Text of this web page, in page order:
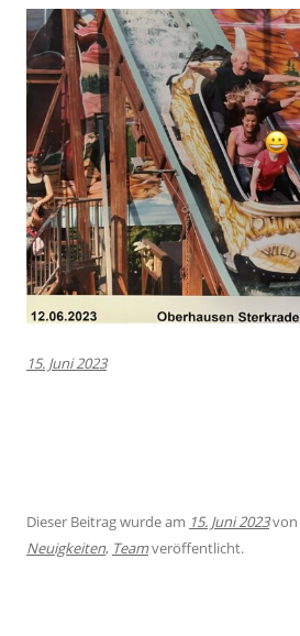
15. Juni 2023
Dieser Beitrag wurde am 15. Juni 2023von
Neuigkeiten, Teamveröffentlicht.